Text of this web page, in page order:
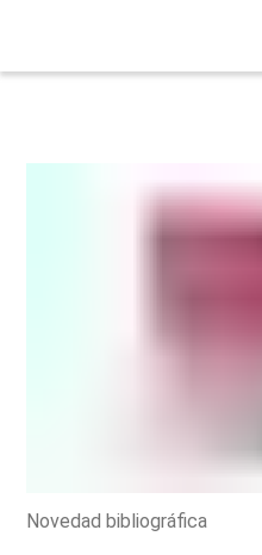
Novedad bibliográfica